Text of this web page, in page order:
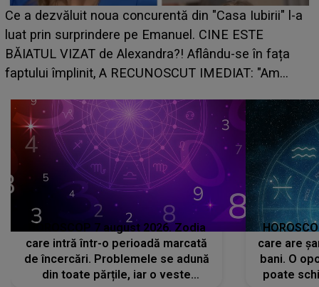
HOROSCOP de weekend, 8-9 august 2026. Zodia
care riscă să rămână fără bani. O decizie luată în
grabă îi aduce pierderi semnificative și îi dă toate
planurile peste cap
HOROSCOP 7 august 2026. Zodia
care intră într-o perioadă marcată
de încercări. Problemele se adună
din toate părțile, iar o veste
care are
bani. O
poate